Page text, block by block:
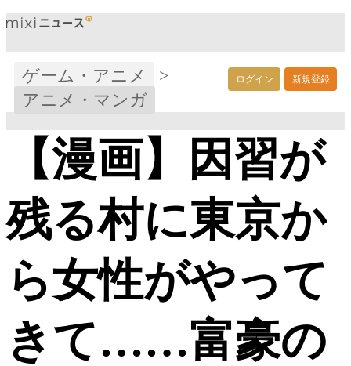
ログイン 新規登録
ゲーム・アニメ
>
アニメ・マンガ
【漫画】因習が
残る村に東京か
ら女性がやって
きて……富豪の